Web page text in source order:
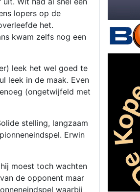
lopers op de
het.
kwam zelfs nog een
leek het wel goed te
leek in de maak. Even
(ongetwijfeld met
stelling, langzaam
Erwin
moest toch wachten
de opponent maar
waarbij